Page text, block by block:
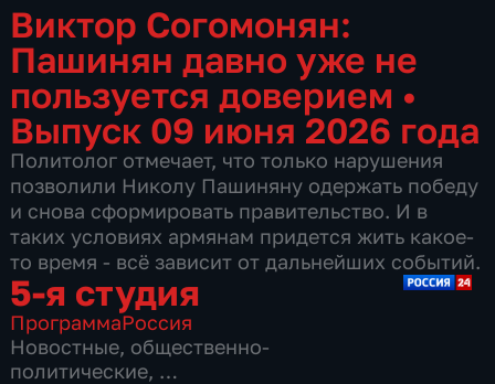
Виктор Согомонян:
Пашинян давно уже не
пользуется доверием •
Выпуск 09 июня 2026 года
Политолог отмечает, что только нарушения
позволили Николу Пашиняну одержать победу
и снова сформировать правительство. И в
таких условиях армянам придется жить какое-
то время - всё зависит от дальнейших событий.
5-я студия
ПрограммаРоссия
Новостные, общественно-
политические,